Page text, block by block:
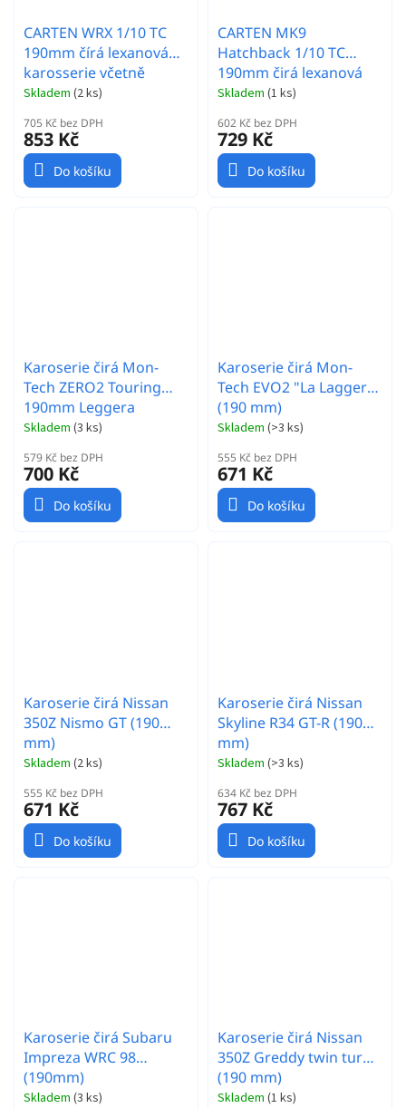
CARTEN WRX 1/10 TC
190mm čírá lexanová
karosserie včetně
světelných parabol
Skladem (2 ks)
705 Kč bez DPH
853 Kč
Do košíku
CARTEN MK9
Hatchback 1/10 TC
190mm čirá lexanová
karosserie
Skladem (1 ks)
602 Kč bez DPH
729 Kč
Do košíku
Karoserie čirá Mon-
Tech ZERO2 Touring
190mm Leggera
Skladem (3 ks)
579 Kč bez DPH
700 Kč
Do košíku
Karoserie čirá Mon-
Tech EVO2 "La Laggera"
(190 mm)
Skladem (>3 ks)
555 Kč bez DPH
671 Kč
Do košíku
Karoserie čirá Nissan
350Z Nismo GT (190
mm)
Skladem (2 ks)
555 Kč bez DPH
671 Kč
Do košíku
Karoserie čirá Nissan
Skyline R34 GT-R (190
mm)
Skladem (>3 ks)
634 Kč bez DPH
767 Kč
Do košíku
Karoserie čirá Subaru
Impreza WRC 98
(190mm)
Skladem (3 ks)
Karoserie čirá Nissan
350Z Greddy twin turbo
(190 mm)
Skladem (1 ks)